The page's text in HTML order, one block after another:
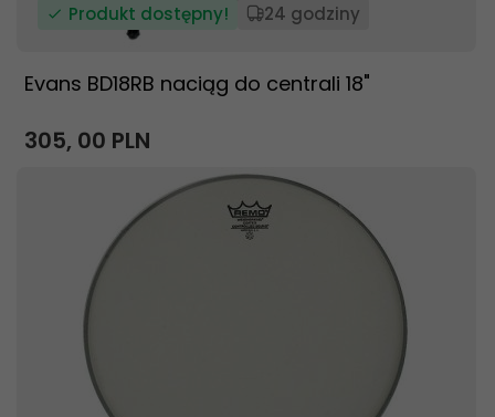
Produkt dostępny! 24 godziny
Evans BD18RB naciąg do centrali 18"
305, 00 PLN